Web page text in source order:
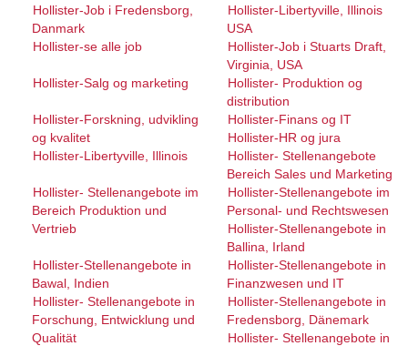
Hollister-Job i Fredensborg,
Danmark
Hollister-Libertyville, Illinois
USA
Hollister-se alle job
Hollister-Job i Stuarts Draft,
Virginia, USA
Hollister-Salg og marketing
Hollister- Produktion og
distribution
Hollister-Forskning, udvikling
og kvalitet
Hollister-Finans og IT
Hollister-HR og jura
Hollister-Libertyville, Illinois
Hollister- Stellenangebote
Bereich Sales und Marketing
Hollister- Stellenangebote im
Bereich Produktion und
Vertrieb
Hollister-Stellenangebote im
Personal- und Rechtswesen
Hollister-Stellenangebote in
Ballina, Irland
Hollister-Stellenangebote in
Bawal, Indien
Hollister-Stellenangebote in
Finanzwesen und IT
Hollister- Stellenangebote in
Forschung, Entwicklung und
Qualität
Hollister-Stellenangebote in
Fredensborg, Dänemark
Hollister- Stellenangebote in